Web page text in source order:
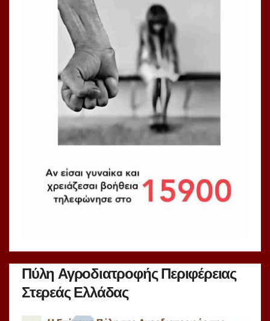
Πύλη Αγροδιατροφής Περιφέρειας
Στερεάς Ελλάδας